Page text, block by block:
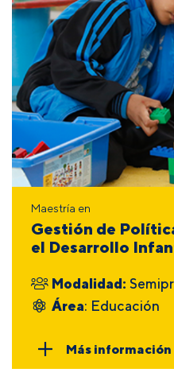
Maestría en
Gestión de
el Desarrollo
Modalidad:
Área: Educación
Más información